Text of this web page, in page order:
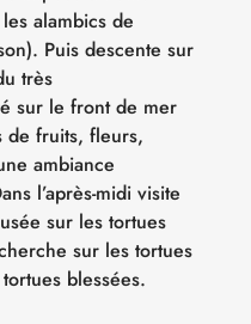
alambics de
Puis descente sur
très
sur le front de mer
de fruits, fleurs,
ambiance
l’après-midi visite
sur les tortues
sur les tortues
blessées.